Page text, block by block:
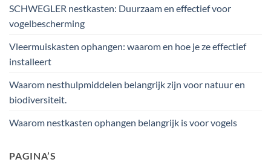
SCHWEGLER nestkasten: Duurzaam en effectief voor
vogelbescherming
Vleermuiskasten ophangen: waarom en hoe je ze effectief
installeert
Waarom nesthulpmiddelen belangrijk zijn voor natuur en
biodiversiteit.
Waarom nestkasten ophangen belangrijk is voor vogels
PAGINA’S